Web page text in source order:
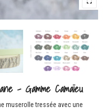
– Gamme Camaïeu
muserolle tressée avec une